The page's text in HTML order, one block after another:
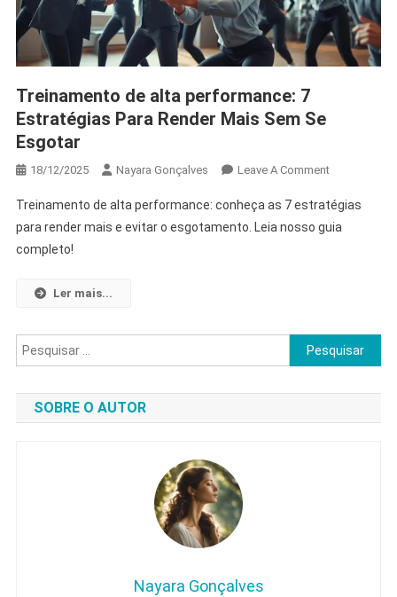
Treinamento de alta performance: 7
Estratégias Para Render Mais Sem Se
Esgotar
18/12/2025 Nayara Gonçalves Leave A CommentOn
De
Alta
Render
Mais
Se
Treinamento de alta performance: conheça as 7 estratégias
para render mais e evitar o esgotamento. Leia nosso guia
completo!
Ler mais...
Pesquisar
por:
SOBRE O AUTOR
Nayara Gonçalves